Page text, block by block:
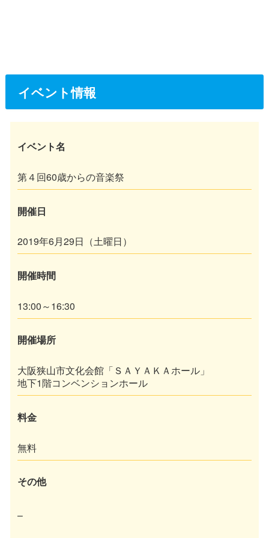
イベント情報
イベント名
第４回60歳からの音楽祭
開催日
2019年6月29日（土曜日）
開催時間
13:00～16:30
開催場所
大阪狭山市文化会館「ＳＡＹＡＫＡホール」
地下1階コンベンションホール
料金
無料
その他
–